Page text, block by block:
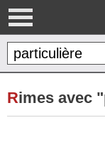
Rimes avec